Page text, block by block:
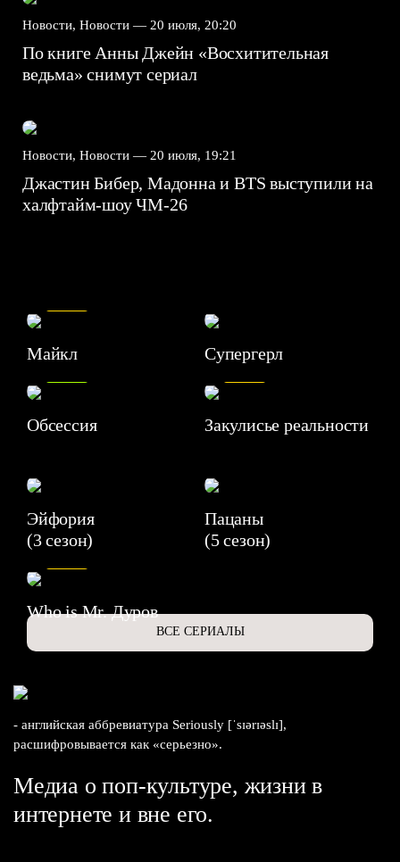
Новости, Новости — 20 июля, 20:20
По книге Анны Джейн «Восхитительная
ведьма» снимут сериал
Новости, Новости — 20 июля, 19:21
Джастин Бибер, Мадонна и BTS выступили на
халфтайм-шоу ЧМ-26
Майкл Супергерл
Обсессия
7.1
Закулисье реальности
Эйфория
(3 сезон)
Пацаны
(5 сезон)
6.3
Who is Mr. Дуров
ВСЕ СЕРИАЛЫ
- английская аббревиатура Seriously [ˈsɪərɪəslɪ],
расшифровывается как «серьезно».
Медиа о поп-культуре, жизни в
интернете и вне его.